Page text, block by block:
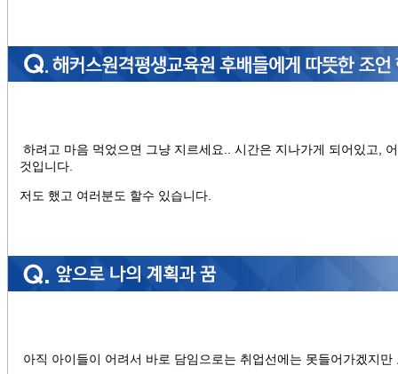
하려고 마음 먹었으면 그냥 지르세요.. 시간은 지나가게 되어있고,
것입니다.
저도 했고 여러분도 할수 있습니다.
아직 아이들이 어려서 바로 담임으로는 취업선에는 못들어가겠지